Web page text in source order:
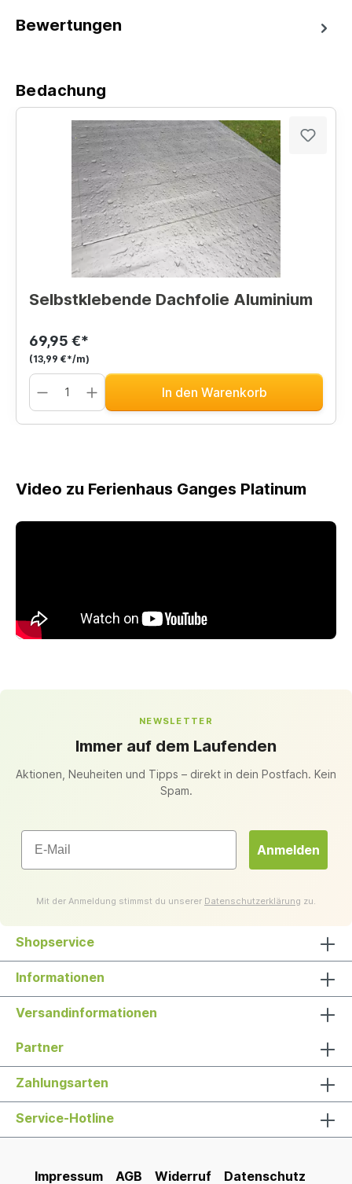
Bewertungen
Bedachung
Selbstklebende Dachfolie Aluminium
69,95 €*
(13,99 €*/m)
In den Warenkorb
Video zu Ferienhaus Ganges Platinum
NEWSLETTER
Immer auf dem Laufenden
Aktionen, Neuheiten und Tipps – direkt in dein Postfach. Kein
Spam.
Email
Anmelden
Mit der Anmeldung stimmst du unserer Datenschutzerklärung zu.
Shopservice
Informationen
Versandinformationen
Partner
Zahlungsarten
Service-Hotline
Impressum AGB Widerruf Datenschutz